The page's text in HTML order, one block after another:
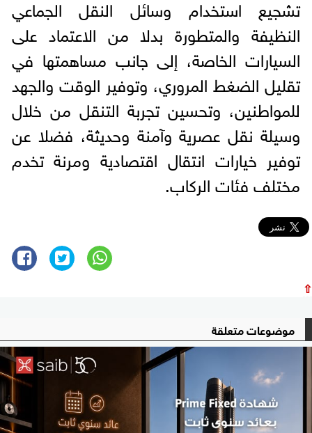
تشجيع استخدام وسائل النقل الجماعي
النظيفة والمتطورة بدلا من الاعتماد على
السيارات الخاصة، إلى جانب مساهمتها في
تقليل الضغط المروري، وتوفير الوقت والجهد
للمواطنين، وتحسين تجربة التنقل من خلال
وسيلة نقل عصرية وآمنة وحديثة، فضلا عن
توفير خيارات انتقال اقتصادية ومرنة تخدم
مختلف فئات الركاب.
⇧
موضوعات متعلقة